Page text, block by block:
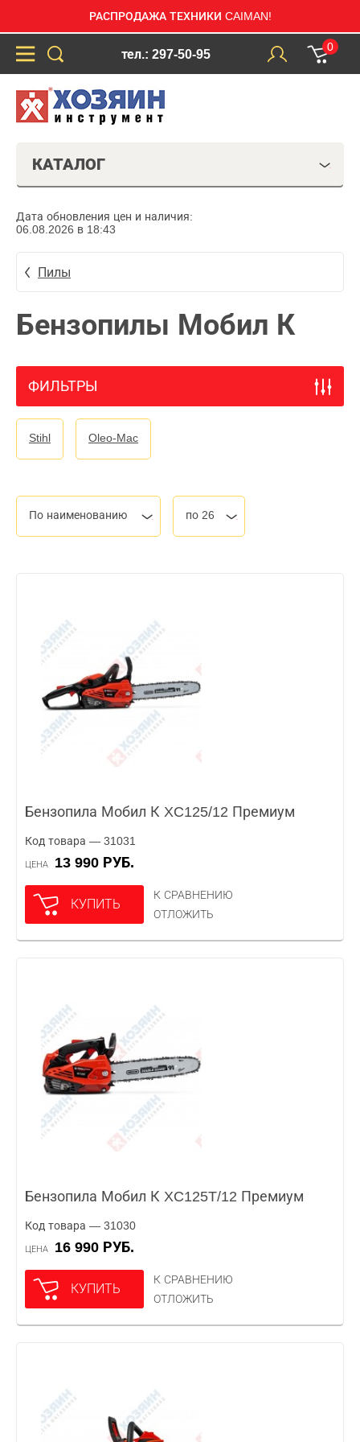
РАСПРОДАЖА ТЕХНИКИ CAIMAN!
тел.: 297-50-95
0
КАТАЛОГ
Дата обновления цен и наличия:
06.08.2026 в 18:43
Пилы
Бензопилы Мобил К
ФИЛЬТРЫ
Stihl Oleo-Mac
По наименованию по 26
Бензопила Мобил К XC125/12 Премиум
Код товара — 31031
ЦЕНА 13 990 РУБ.
КУПИТЬ
К СРАВНЕНИЮ
ОТЛОЖИТЬ
Бензопила Мобил К XC125T/12 Премиум
Код товара — 31030
ЦЕНА 16 990 РУБ.
КУПИТЬ
К СРАВНЕНИЮ
ОТЛОЖИТЬ